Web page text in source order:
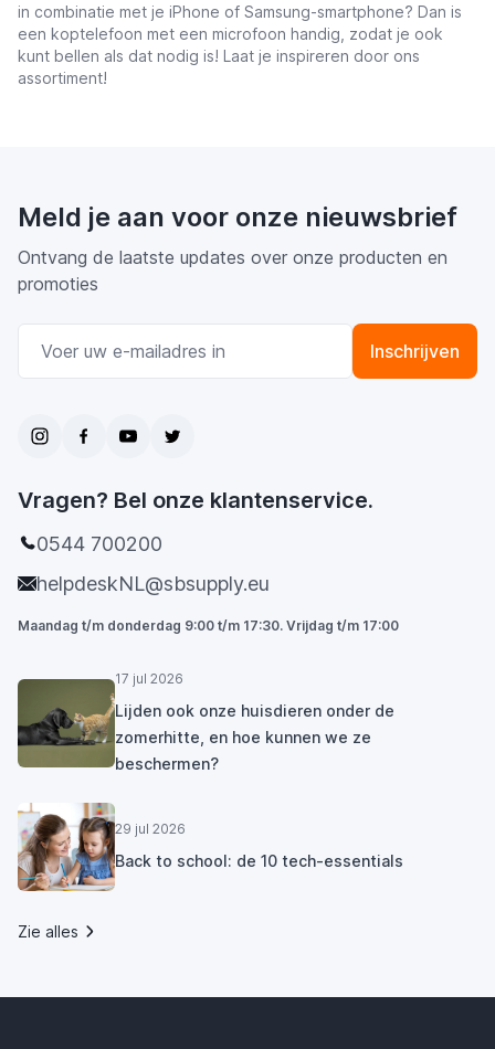
in combinatie met je iPhone of Samsung-smartphone? Dan is
een koptelefoon met een microfoon handig, zodat je ook
kunt bellen als dat nodig is! Laat je inspireren door ons
assortiment!
Meld je aan voor onze nieuwsbrief
Ontvang de laatste updates over onze producten en
promoties
Inschrijven
Vragen? Bel onze klantenservice.
0544 700200
helpdeskNL@sbsupply.eu
Maandag t/m donderdag 9:00 t/m 17:30. Vrijdag t/m 17:00
17 jul 2026
Lijden ook onze huisdieren onder de
zomerhitte, en hoe kunnen we ze
beschermen?
29 jul 2026
Back to school: de 10 tech-essentials
Zie alles